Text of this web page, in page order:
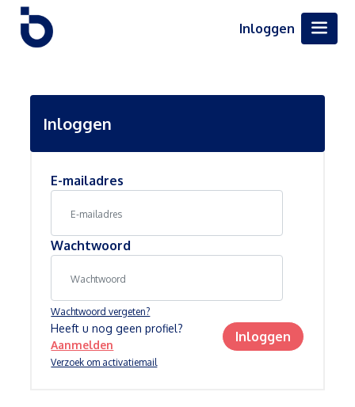
Inloggen
Inloggen
E-mailadres
Wachtwoord
Wachtwoord vergeten?
Verzoek om activatiemail
Heeft u nog geen profiel?
Aanmelden
Inloggen